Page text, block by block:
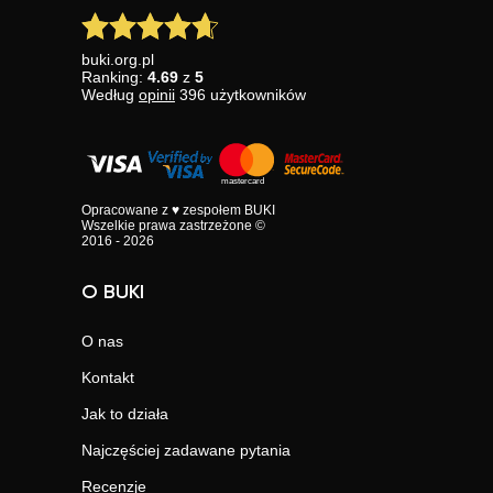
buki.org.pl
Ranking: 4.69 z 5
Według opinii 396 użytkowników
Opracowane z ♥ zespołem BUKI
Wszelkie prawa zastrzeżone ©
2016 - 2026
O BUKI
O nas
Kontakt
Jak to działa
Najczęściej zadawane pytania
Recenzje